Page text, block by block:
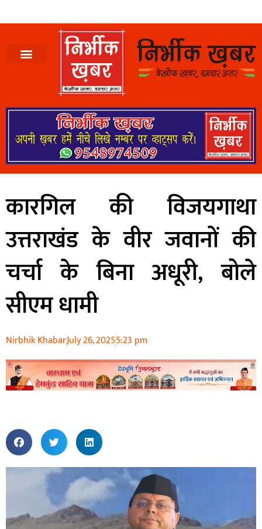
कारगिल की विजयगाथा
उत्तराखंड के वीर जवानों की
चर्चा के बिना अधूरी, बोले
सीएम धामी
Nirbhik KhabarJuly 26, 20255:23 pm